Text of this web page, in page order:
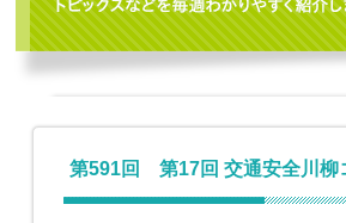
第591回 第17回 交通安全川柳